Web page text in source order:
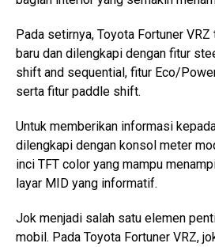
Pada setirnya, Toyota Fortuner
baru dan dilengkapi dengan fitur
shift and sequential, fitur Eco/
serta fitur paddle shift.
Untuk memberikan informasi
dilengkapi dengan konsol meter
inci TFT color yang mampu
layar MID yang informatif.
Jok menjadi salah satu elemen
mobil. Pada Toyota Fortuner VRZ,